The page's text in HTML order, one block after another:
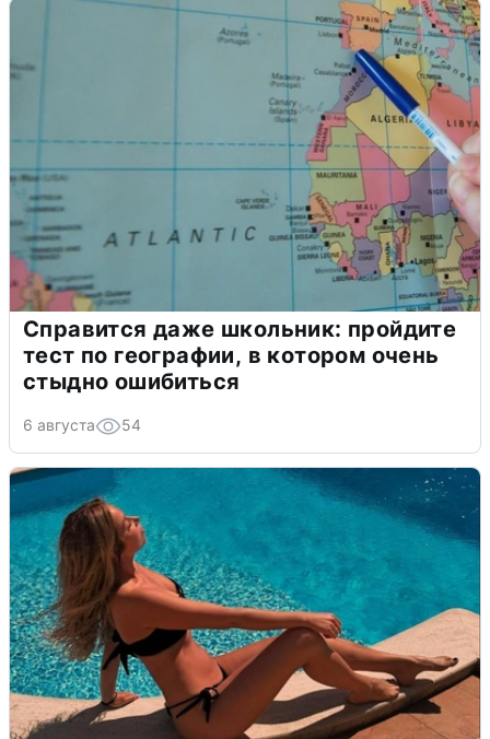
Справится даже школьник: пройдите
тест по географии, в котором очень
стыдно ошибиться
6 августа 54